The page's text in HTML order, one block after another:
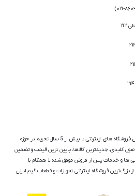
021-
)
۲۱۲
اورگیم به عنوان یکی از قدیمی‌ترین فروشگاه های اینترنتی با بیش از 5 سال تجربه در حوزه
کلیدی، جدیدترین کالاها، پایین ترین قیمت و تضمین
ها و خدمات پس از فروش موفق شده تا همگام با
بزرگ‌ترین فروشگاه اینترنتی تجهیزات و قطعات گیم ایران